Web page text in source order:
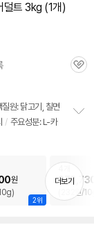
덜트 3kg (1개)
관
원: 닭고기, 칠면
/ 주요성분: L-카
기
2위
원
(232원/
더보기